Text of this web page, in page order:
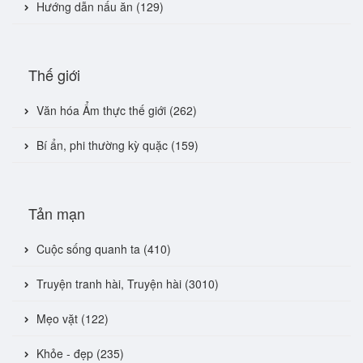
Hướng dẫn nấu ăn (129)
Thế giới
Văn hóa Ẩm thực thế giới (262)
Bí ẩn, phi thường kỳ quặc (159)
Tản mạn
Cuộc sống quanh ta (410)
Truyện tranh hài, Truyện hài (3010)
Mẹo vặt (122)
Khỏe - đẹp (235)